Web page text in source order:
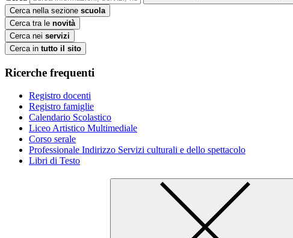
Cerca nella sezione scuola
Cerca tra le novità
Cerca nei servizi
Cerca in tutto il sito
Ricerche frequenti
Registro docenti
Registro famiglie
Calendario Scolastico
Liceo Artistico Multimediale
Corso serale
Professionale Indirizzo Servizi culturali e dello spettacolo
Libri di Testo